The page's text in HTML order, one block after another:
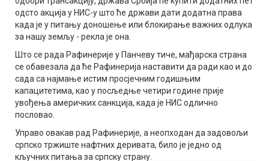
одсто акција у НИС-у што ће држави дати додатна права
када је у питању доношење или блокирање важних одлука
за нашу земљу - рекла је она.
Што се рада Рафинерије у Панчеву тиче, мађарска страна
се обавезала да ће Рафинерија наставити да ради као и до
сада са најмање истим просјечним годишњим
капацитетима, као у посљедње четири године прије
увођења америчких санкција, када је НИС одлично
пословао.
Управо овакав рад Рафинерије, а неопходан да задовољи
српско тржиште нафтних деривата, било је једно од
кључних питања за српску страну.